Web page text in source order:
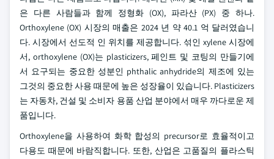
은 다른 사람들과 함께 정형화 (OX), 파라산 (PX) 중 하나.
Orthoxylene (OX) 시장의 매출은 2024 년 약 40.1 억 달러였습니
다. 시장에서 선도적 인 위치를 제공합니다. 섞인 xylene 시장에
서, orthoxylene (OX)는 plasticizers, 페인트 및 코팅의 만들기에
서 요구되는 중요한 성분인 phthalic anhydride의 제조에 있는
그것의 중요한 사용 때문에 높은 성장율이 있습니다. Plasticizers
는 자동차, 건설 및 소비자 용품 산업 분야에서 매우 까다로운 제
품입니다.
Orthoxylene을 사용하여 화학 합성의 precursor로 효율적이고
다용도 때문에 바람직합니다. 또한, 산업은 고품질의 플라스틱